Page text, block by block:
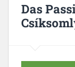
Das